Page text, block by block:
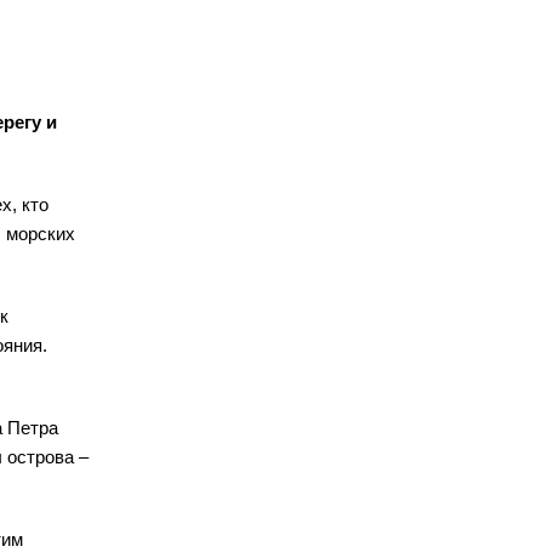
и
кто
морских
Петра
острова –